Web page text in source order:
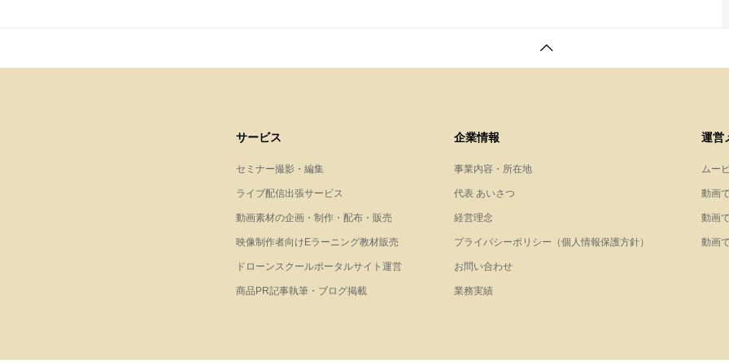
サービス
セミナー撮影・編集
ライブ配信出張サービス
動画素材の企画・制作・配布・販売
映像制作者向けEラーニング教材販売
ドローンスクールポータルサイト運営
商品PR記事執筆・ブログ掲載
企業情報
事業内容・所在地
代表 あいさつ
経営理念
プライバシーポリシー（個人情報保護方針）
お問い合わせ
業務実績
運営
ムー
動画
動画
動画